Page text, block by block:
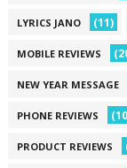
LYRICS JANO (11)
MOBILE REVIEWS
NEW YEAR MESSAGE
PHONE REVIEWS
PRODUCT REVIEWS